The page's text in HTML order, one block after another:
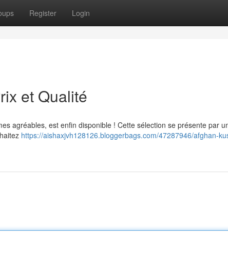
Register Login
et Qualité
agréables, est enfin disponible ! Cette sélection se présente par
https://aishaxjvh128126.bloggerbags.com/47287946/afghan-